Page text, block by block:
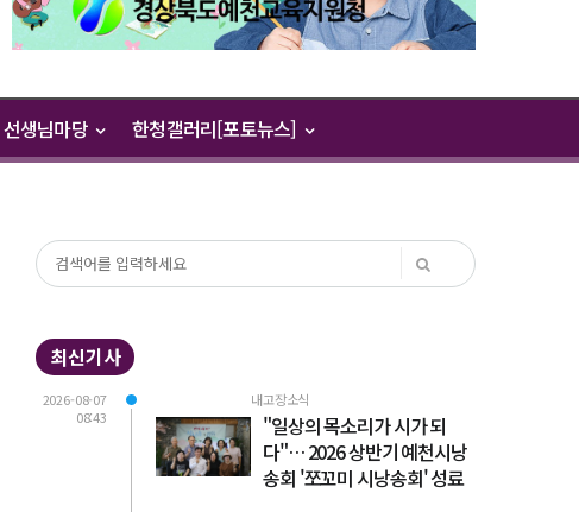
선생님마당 한청갤러리[포토뉴스]
최신기사
2026-08-07
08:43
내고장소식
"일상의 목소리가 시가 되
다"… 2026 상반기 예천시낭
송회 '쪼꼬미 시낭송회' 성료